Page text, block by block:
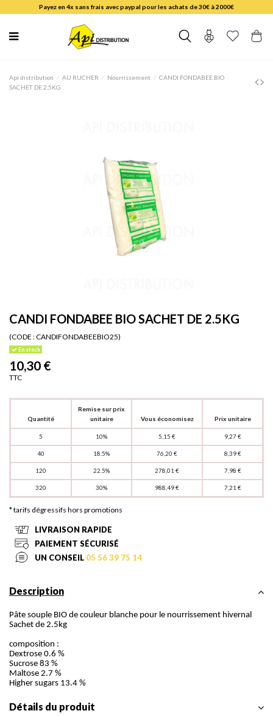
Payez en 4x sans frais avec paypal pour les achats de 30€ à 2000€
Api distribution AU RUCHER Nourrissement
CANDI FONDABEE BIO
SACHET DE 2.5KG
CANDI FONDABEE BIO SACHET DE 2.5KG
(CODE :CANDIFONDABEEBIO25)
En stock
10,30 €
TTC
Quantité
Remise sur prix
unitaire
Vous économisez Prix unitaire
5 10% 5,15 € 9,27 €
40 18.5% 76,20 € 8,39 €
120 22.5% 278,01 € 7,98 €
320 30% 988,49 € 7,21 €
* tarifs dégressifs hors promotions
LIVRAISON RAPIDE
PAIEMENT SÉCURISÉ
UN CONSEIL 05 56 39 75 14
Description
Pâte souple BIO de couleur blanche pour le nourrissement hivernal
Sachet de 2.5kg
composition :
Dextrose 0.6 %
Sucrose 83 %
Maltose 2.7 %
Higher sugars 13.4 %
Détails du produit